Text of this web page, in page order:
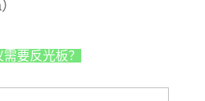
要反光板？